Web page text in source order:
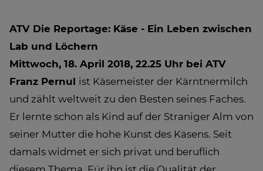
ATV Die Reportage: Käse - Ein Leben zwischen
Lab und Löchern
Mittwoch, 18. April 2018, 22.25 Uhr bei ATV
Franz Pernul ist Käsemeister der Kärntnermilch
und zählt weltweit zu den Besten seines Faches.
Er lernte schon als Kind auf der Straniger Alm von
seiner Mutter die hohe Kunst des Käsens. Seit
damals widmet er sich privat und beruflich